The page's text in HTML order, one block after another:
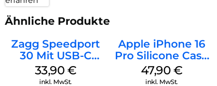
Ähnliche Produkte
Zagg Speedport
30 Mit USB-C
Kabel Weiß
33,90 €
inkl. MwSt.
Apple iPhone 16
Pro Silicone Case
MagSafe Denim
47,90 €
inkl. MwSt.